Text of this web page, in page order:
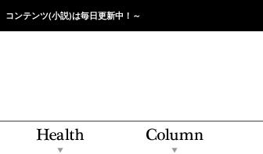
ンテンツ(小説)は毎日更新中！～